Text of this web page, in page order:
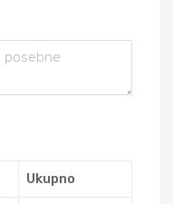
Ukupno